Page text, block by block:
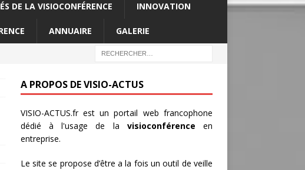
DE LA VISIOCONFÉRENCE INNOVATION
ANNUAIRE GALERIE
A PROPOS DE VISIO-ACTUS
VISIO-ACTUS.frest un portail web francophone
dédié à l'usage de la visioconférence
en
entreprise.
Le site se propose d’être a la fois un outil de veille